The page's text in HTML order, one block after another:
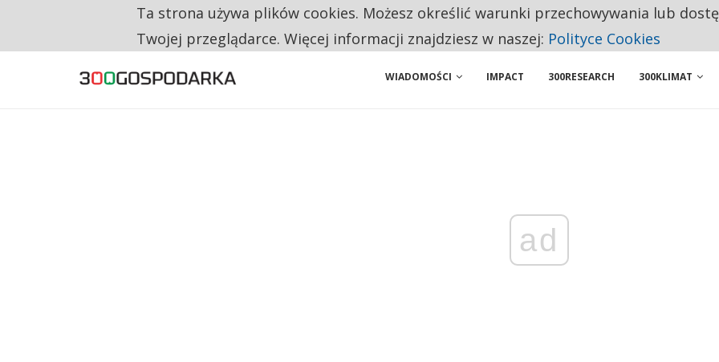
RESTRYKCJE CHIN UDERZAJĄ W EUROPEJSKI PRZEMYSŁ. NA LIŚCIE SĄ DWA PODMIOTY Z POLSKI
WIADOMOŚCI IMPACT 300RESEARCH 300KLIMAT
ad
Ta strona używa plików cookies. Możesz określić warunki przechowywania lub
Twojej przeglądarce. Więcej informacji znajdziesz w naszej: Polityce Cookies